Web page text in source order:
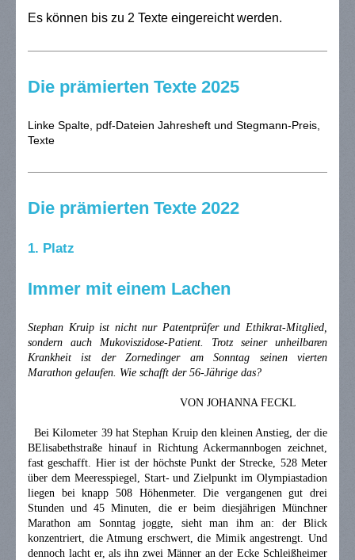
Es können bis zu 2 Texte eingereicht werden.
Die prämierten Texte 2025
Linke Spalte, pdf-Dateien Jahresheft und Stegmann-Preis,
Texte
Die prämierten Texte 2022
1. Platz
Immer mit einem Lachen
Stephan Kruip ist nicht nur Patentprüfer und Ethikrat-Mitglied,
sondern auch Mukoviszidose-Patient. Trotz seiner unheilbaren
Krankheit ist der Zornedinger am Sonntag seinen vierten
Marathon gelaufen. Wie schafft der 56-Jährige das?
VON JOHANNA FECKL
B
B
ei Kilometer 39 hat Stephan Kruip den kleinen Anstieg, der die
Elisabethstraße hinauf in Richtung Ackermannbogen zeichnet,
fast geschafft. Hier ist der höchste Punkt der Strecke, 528 Meter
über dem Meeresspiegel, Start- und Zielpunkt im Olympiastadion
liegen bei knapp 508 Höhenmeter. Die vergangenen gut drei
Stunden und 45 Minuten, die er beim diesjährigen Münchner
Marathon am Sonntag joggte, sieht man ihm an: der Blick
konzentriert, die Atmung erschwert, die Mimik angestrengt. Und
dennoch lacht er, als ihn zwei Männer an der Ecke Schleißheimer